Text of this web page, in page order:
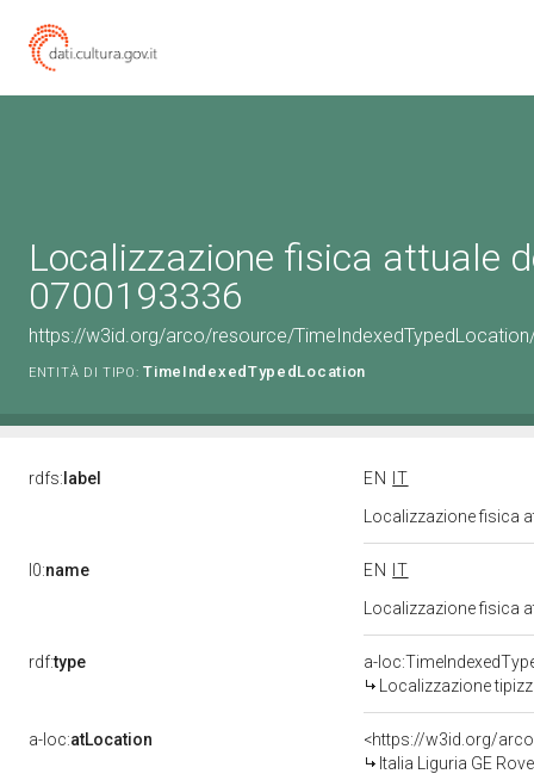
Localizzazione fisica attuale
0700193336
https://w3id.org/arco/resource/
ENTITÀ DI TIPO: TimeIndexedTypedLocation
rdfs: label EN
IT
Localizzazione fisica
l0:name EN
IT
Localizzazione fisica
rdf:type
a-
Localizzazione
a-loc:atLocation
<https://w3id.org/
Italia Liguria GE